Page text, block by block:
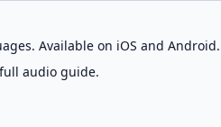
Available on iOS and Android.
audio guide.